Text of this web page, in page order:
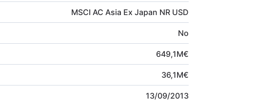
MSCI AC Asia Ex Japan NR USD
No
649,1M€
36,1M€
13/09/2013